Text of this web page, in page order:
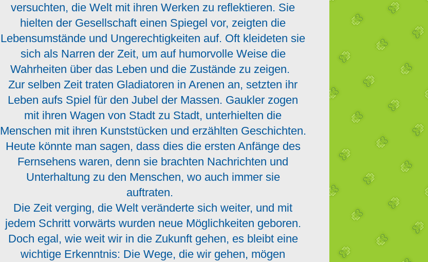
versuchten, die Welt mit ihren Werken zu reflektieren. Sie
hielten der Gesellschaft einen Spiegel vor, zeigten die
Lebensumstände und Ungerechtigkeiten auf. Oft kleideten sie
sich als Narren der Zeit, um auf humorvolle Weise die
Wahrheiten über das Leben und die Zustände zu zeigen.
Zur selben Zeit traten Gladiatoren in Arenen an, setzten ihr
Leben aufs Spiel für den Jubel der Massen. Gaukler zogen
mit ihren Wagen von Stadt zu Stadt, unterhielten die
Menschen mit ihren Kunststücken und erzählten Geschichten.
Heute könnte man sagen, dass dies die ersten Anfänge des
Fernsehens waren, denn sie brachten Nachrichten und
Unterhaltung zu den Menschen, wo auch immer sie
auftraten.
Die Zeit verging, die Welt veränderte sich weiter, und mit
jedem Schritt vorwärts wurden neue Möglichkeiten geboren.
Doch egal, wie weit wir in die Zukunft gehen, es bleibt eine
wichtige Erkenntnis: Die Wege, die wir gehen, mögen